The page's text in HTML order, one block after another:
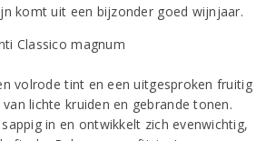
komt uit een bijzonder goed wijnjaar.
volrode tint en een uitgesproken fruitig
lichte kruiden en gebrande tonen.
in en ontwikkelt zich evenwichtig,